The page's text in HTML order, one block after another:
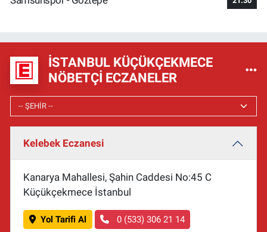
İSTANBUL KÜÇÜKÇEKMECE
NÖBETÇI ECZANELER
Kelebek Eczanesi
Kanarya Mahallesi, Şahin Caddesi No:45 C
Küçükçekmece İstanbul
Yol Tarifi Al 0 (533) 306 21 14